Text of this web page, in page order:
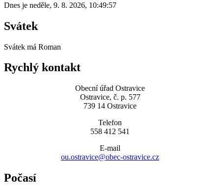
Dnes je neděle, 9. 8. 2026, 10:49:57
Svátek
Svátek má Roman
Rychlý kontakt
Obecní úřad Ostravice
Ostravice, č. p. 577
739 14 Ostravice
Telefon
558 412 541
E-mail
ou.ostravice@obec-ostravice.cz
Počasí